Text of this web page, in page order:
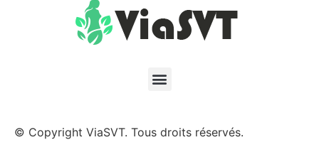
© Copyright ViaSVT. Tous droits réservés.